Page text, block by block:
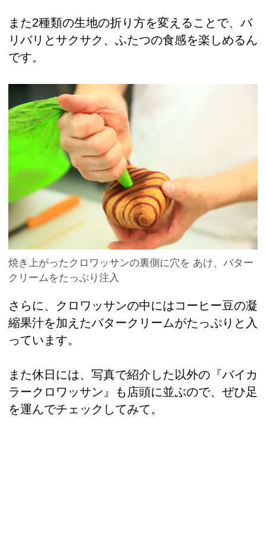
また2種類の生地の折り方を変えることで、バ
リバリとサクサク、ふたつの食感を楽しめるん
です。
焼き上がったクロワッサンの裏側に穴を あけ、バター
クリームをたっぷり注入
さらに、クロワッサンの中にはコーヒー豆の凝
縮果汁を加えたバタークリームがたっぷりと入
っています。
また休日には、写真で紹介した以外の『バイカ
ラークロワッサン』も店頭に並ぶので、ぜひ足
を運んでチェックしてみて。